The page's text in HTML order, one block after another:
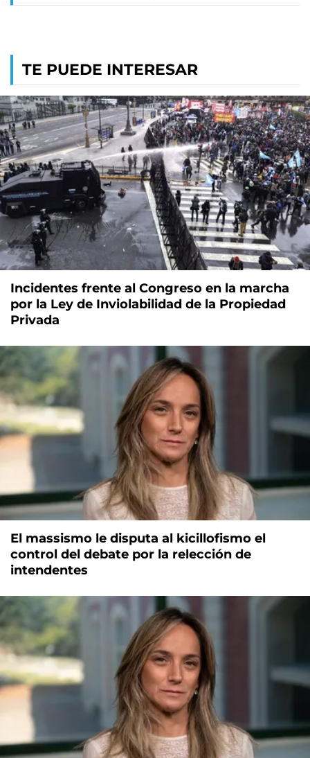
TE PUEDE INTERESAR
Incidentes frente al Congreso en la marcha
por la Ley de Inviolabilidad de la Propiedad
Privada
El massismo le disputa al kicillofismo el
control del debate por la relección de
intendentes